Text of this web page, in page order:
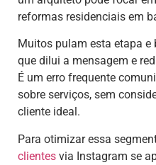
reformas residenciais em
Muitos pulam esta etapa
que dilui a mensagem e
É um erro frequente
sobre serviços, sem
cliente ideal.
Para otimizar essa
clientes via Instagram se